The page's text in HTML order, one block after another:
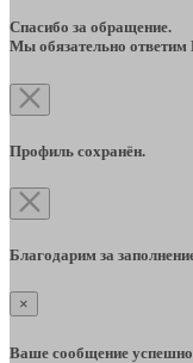
Спасибо за обращение.
Мы обязательно
Профиль сохранён.
Благодарим за
×
Ваше сообщение успешно